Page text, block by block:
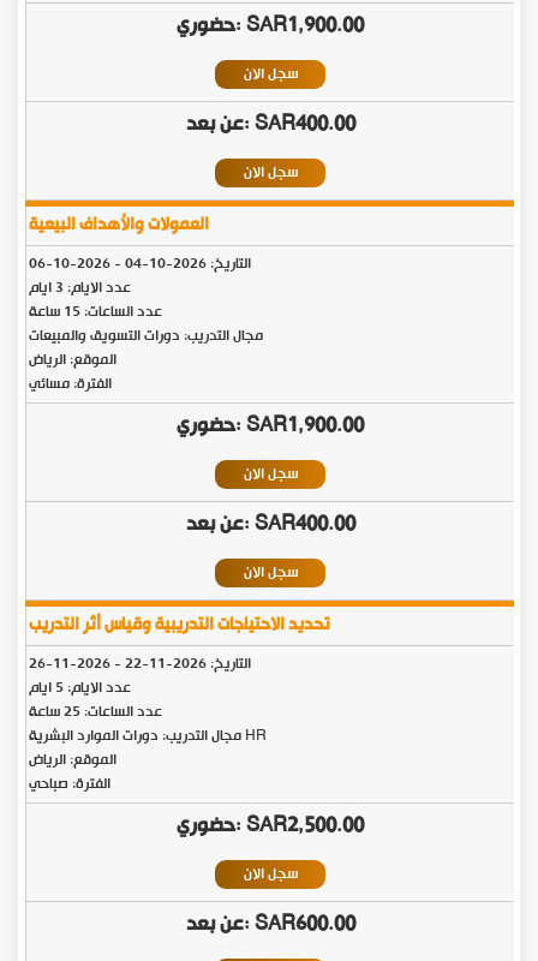
SAR1,900.00
سجل الان
SAR400.00
سجل الان
العمولات والأهداف البيعية
التاريخ:2026-10-04
-
2026-10-06
عدد الايام: 3 ايام
عدد الساعات: 15 ساعة
مجال التدريب: دورات التسويق والمبيعات
الموقع: الرياض
الفترة: مسائي
SAR1,900.00
سجل الان
SAR400.00
سجل الان
تحديد الاحتياجات التدريبية وقياس أثر التدريب
التاريخ:2026-11-22
-
2026-11-26
عدد الايام: 5 ايام
عدد الساعات: 25 ساعة
مجال التدريب: دورات الموارد البشرية HR
الموقع: الرياض
الفترة: صباحي
SAR2,500.00
سجل الان
SAR600.00